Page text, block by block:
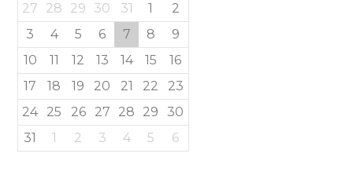
27
28 29 30 31 1
2
3
4 5 6 7 8
9
10
11 12 13 14 15
16
17
18 19 20 21 22
23
24
25 26 27 28 29
30
31
1 2 3 4 5 6